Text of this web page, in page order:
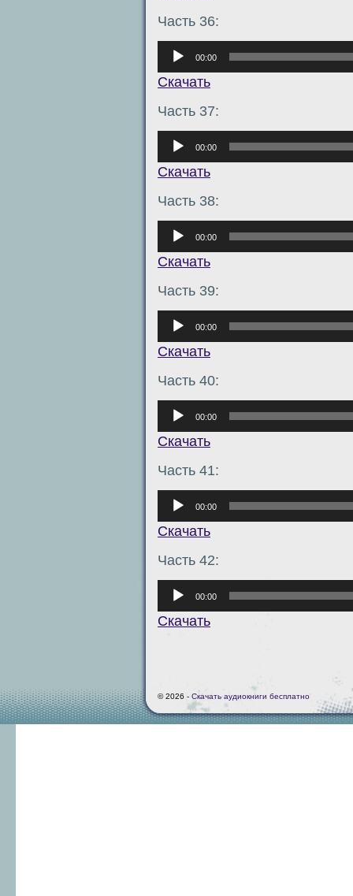
Часть 36:
Аудиоплеер
00:00
Скачать
Часть 37:
Аудиоплеер
00:00
Скачать
Часть 38:
Аудиоплеер
00:00
Скачать
Часть 39:
Аудиоплеер
00:00
Скачать
Часть 40:
Аудиоплеер
00:00
Скачать
Часть 41:
Аудиоплеер
00:00
Скачать
Часть 42:
Аудиоплеер
00:00
Скачать
© 2026 - Скачать аудиокниги бесплатно